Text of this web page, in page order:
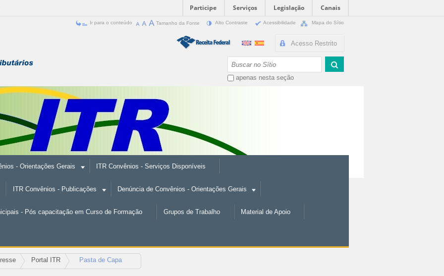
Participe Serviços Legislação
Canais
Ir para o conteúdo Tamanho da Fonte Alto Contraste Acessibilidade Mapa do Sítio
Acesso Restrito
apenas nesta seção
- Orientações Gerais ITR Convênios - Serviços Disponíveis
ITR Convênios - Publicações Denúncia de Convênios - Orientações Gerais
- Pós capacitação em Curso de Formação Grupos de Trabalho Material de Apoio
Portal ITR Pasta de Capa